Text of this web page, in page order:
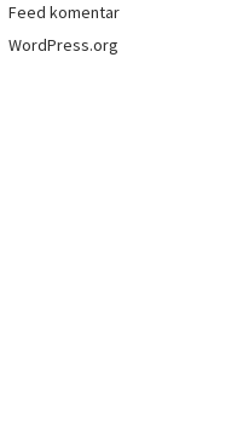
Feed komentar
WordPress.org